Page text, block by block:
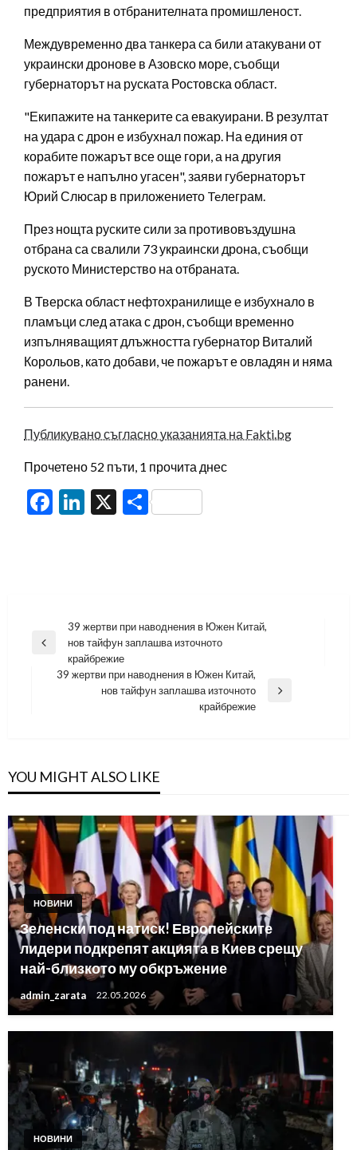
предприятия в отбранителната промишленост.
Междувременно два танкера са били атакувани от
украински дронове в Азовско море, съобщи
губернаторът на руската Ростовска област.
"Екипажите на танкерите са евакуирани. В резултат
на удара с дрон е избухнал пожар. На единия от
корабите пожарът все още гори, а на другия
пожарът е напълно угасен", заяви губернаторът
Юрий Слюсар в приложението Teлеграм.
През нощта руските сили за противовъздушна
отбрана са свалили 73 украински дрона, съобщи
руското Министерство на отбраната.
В Тверска област нефтохранилище е избухнало в
пламъци след атака с дрон, съобщи временно
изпълняващият длъжността губернатор Виталий
Корольов, като добави, че пожарът е овладян и няма
ранени.
Публикувано съгласно указанията на Fakti.bg
Прочетено 52 пъти, 1 прочита днес
Facebook
LinkedIn
X Share
Навигация
Previous
39 жертви при наводнения в Южен Китай,
нов тайфун заплашва източното
крайбрежие
39 жертви при наводнения в Южен Китай,
нов тайфун заплашва източното
крайбрежие
YOU MIGHT ALSO LIKE
НОВИНИ
Зеленски под натиск! Европейските
лидери подкрепят акцията в Киев срещу
най-близкото му обкръжение
admin_zarata 22.05.2026
НОВИНИ